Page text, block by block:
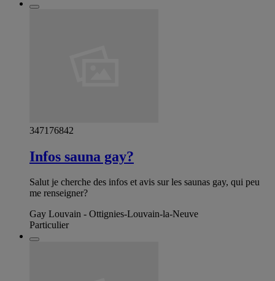
347176842
Infos sauna gay?
Salut je cherche des infos et avis sur les saunas gay, qui peu
me renseigner?
Gay Louvain - Ottignies-Louvain-la-Neuve
Particulier